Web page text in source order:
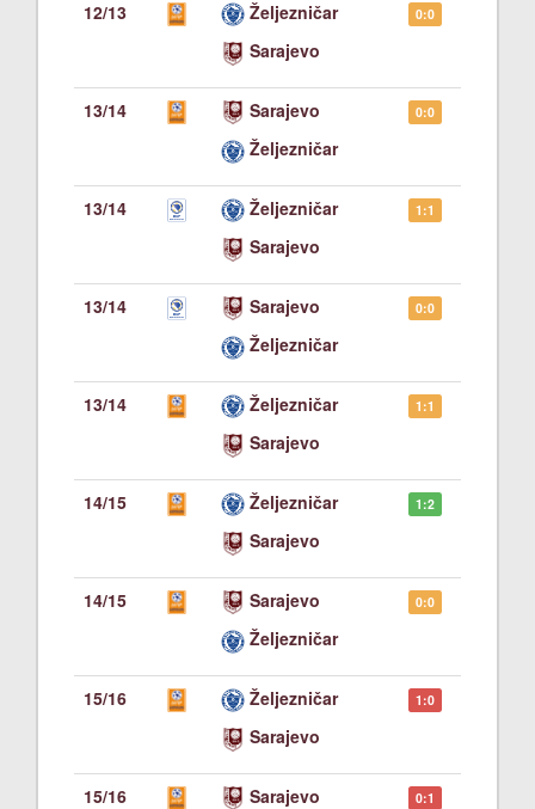
12/13
Željezničar
Sarajevo
0:0
13/14
Sarajevo
Željezničar
0:0
13/14
Željezničar
Sarajevo
1:1
13/14
Sarajevo
Željezničar
0:0
13/14
Željezničar
Sarajevo
1:1
14/15
Željezničar
Sarajevo
1:2
14/15
Sarajevo
Željezničar
0:0
15/16
Željezničar
Sarajevo
1:0
15/16
Sarajevo
0:1